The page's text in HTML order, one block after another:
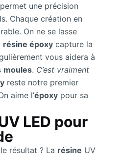
permet une précision
Chaque création en
On ne se lasse
résine époxy capture la
vous aidera à
moules. C’est vraiment
reste notre premier
aime l’époxy pour sa
LED pour
résultat ? La résine UV